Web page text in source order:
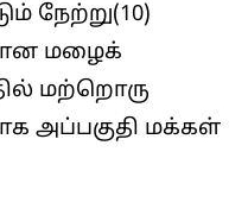
நேற்று(10)
மழைக்
மற்றொரு
அப்பகுதி மக்கள்